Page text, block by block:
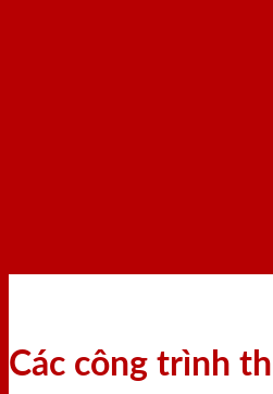
Các công trình